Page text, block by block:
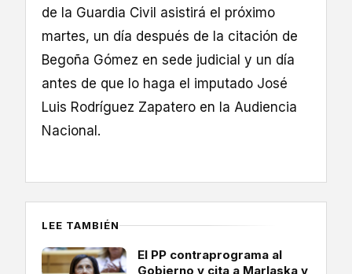
de la Guardia Civil asistirá el próximo
martes, un día después de la citación de
Begoña Gómez en sede judicial y un día
antes de que lo haga el imputado José
Luis Rodríguez Zapatero en la Audiencia
Nacional.
LEE TAMBIÉN
El PP contraprograma al
Gobierno y cita a Marlaska y